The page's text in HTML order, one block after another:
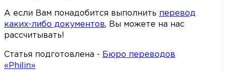
А если Вам понадобится выполнить перевод
каких-либо документов, Вы можете на нас
рассчитывать!
Статья подготовлена - Бюро переводов
«Philin»